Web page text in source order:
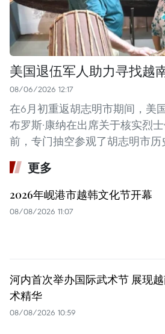
美国退伍军人助力寻找越
08/06/2026 12:17
在6月初重返胡志明市期间，美
布罗斯·康纳在出席关于核实烈
前，专门抽空参观了胡志明市历
更多
2026年岘港市越韩文化节开幕
08/08/2026 11:07
河内首次举办国际武术节 展现
术精华
08/08/2026 10:59